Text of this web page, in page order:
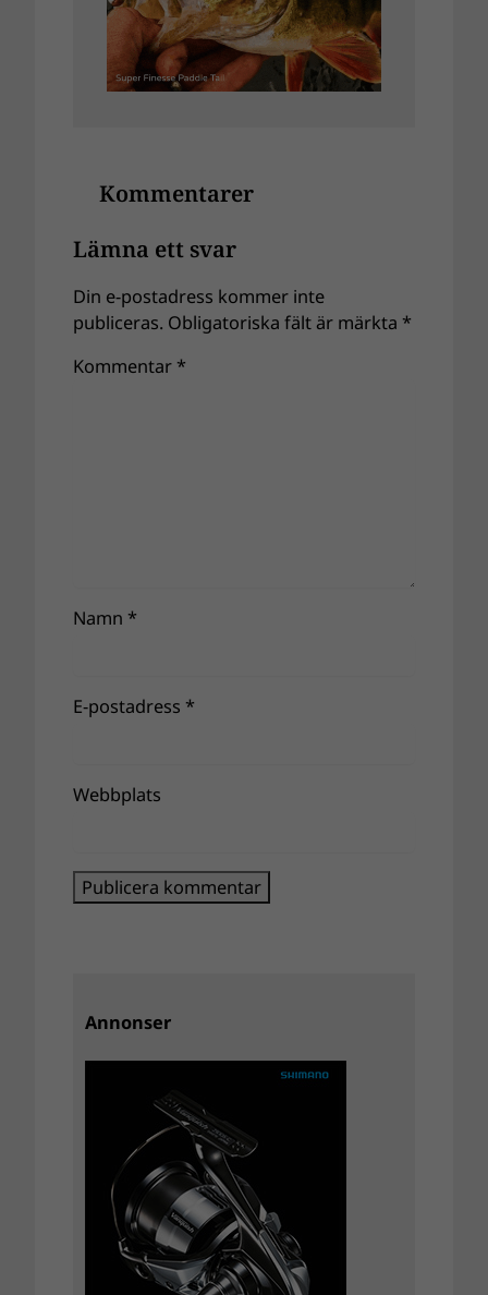
Kommentarer
Lämna ett svar
Din e-postadress kommer inte
publiceras. Obligatoriska fält är märkta *
Kommentar *
Namn *
E-postadress *
Webbplats
Annonser